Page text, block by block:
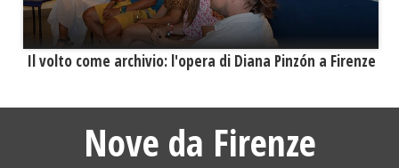
​Il volto come archivio: l'opera di Diana Pinzón a Firenze
Nove da Firenze